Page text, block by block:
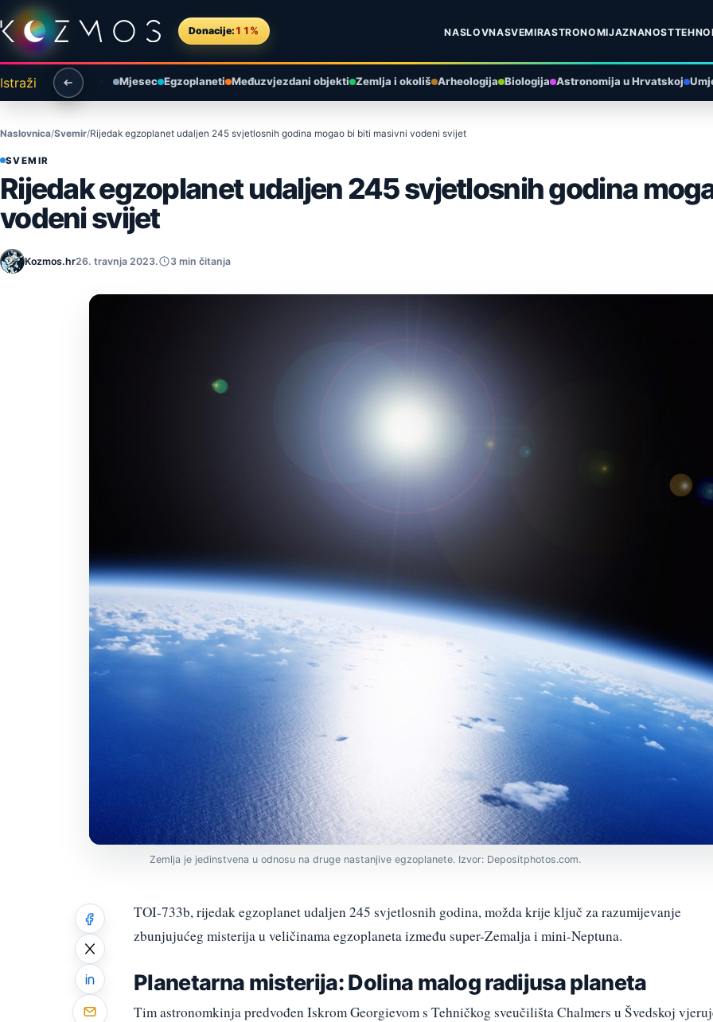
Preskoči na sadržaj
Donacije: 11% NASLOVNASVEMIRASTRONOMIJAZNANOST
Istraži Mjesec Egzoplaneti Međuzvjezdani objekti Zemlja i okoliš Arheologija Biologija Astronomija u Hrvatskoj
Naslovnica Svemir Rijedak egzoplanet udaljen 245 svjetlosnih godina mogao bi biti masivni vodeni svijet
SVEMIR
Rijedak egzoplanet udaljen 245 svjetlosnih godina
vodeni svijet
Kozmos.hr26. travnja 2023. 3 min čitanja
Zemlja je jedinstvena u odnosu na druge nastanjive egzoplanete. Izvor: Depositphotos.com.
TOI-733b, rijedak egzoplanet udaljen 245 svjetlosnih godina, možda krije ključ za razumijevanje
zbunjujućeg misterija u veličinama egzoplaneta između super-Zemalja i mini-Neptuna.
Planetarna misterija: Dolina malog radijusa planeta
Tim astronomkinja predvođen Iskrom Georgievom s Tehničkog sveučilišta Chalmers u Švedskoj